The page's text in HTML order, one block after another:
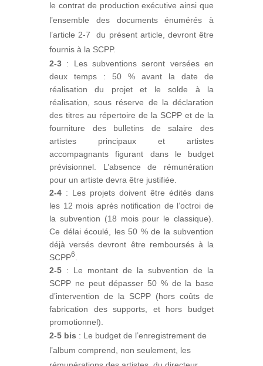
le contrat de production exécutive ainsi que
l’ensemble des documents énumérés à
l’article 2-7 du présent article, devront être
fournis à la SCPP.
2-3 : Les subventions seront versées en
deux temps : 50 % avant la date de
réalisation du projet et le solde à la
réalisation, sous réserve de la déclaration
des titres au répertoire de la SCPP et de la
fourniture des bulletins de salaire des
artistes principaux et artistes
accompagnants figurant dans le budget
prévisionnel. L’absence de rémunération
pour un artiste devra être justifiée.
2-4 : Les projets doivent être édités dans
les 12 mois après notification de l’octroi de
la subvention (18 mois pour le classique).
Ce délai écoulé, les 50 % de la subvention
déjà versés devront être remboursés à la
SCPP6.
2-5 : Le montant de la subvention de la
SCPP ne peut dépasser 50 % de la base
d’intervention de la SCPP (hors coûts de
fabrication des supports, et hors budget
promotionnel).
2-5 bis : Le budget de l’enregistrement de
l’album comprend, non seulement, les